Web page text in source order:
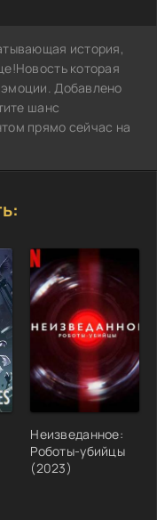
история,
которая
Добавлено
шанс
прямо сейчас на
Неизведанное:
Роботы-убийцы
(2023)